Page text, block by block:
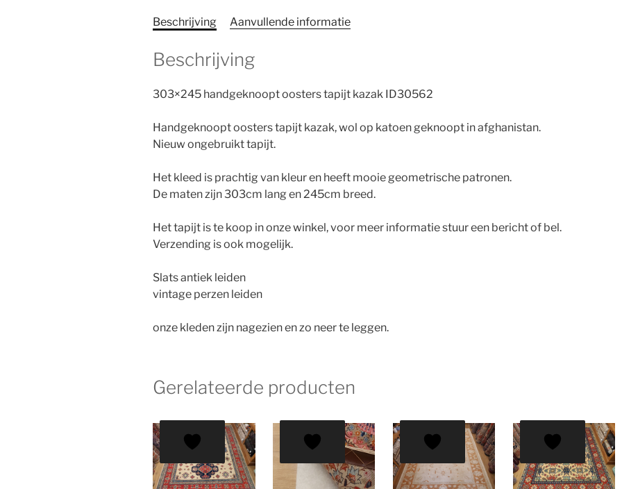
Beschrijving Aanvullende informatie
Beschrijving
303×245 handgeknoopt oosters tapijt kazak ID30562
Handgeknoopt oosters tapijt kazak, wol op katoen geknoopt in afghanistan.
Nieuw ongebruikt tapijt.
Het kleed is prachtig van kleur en heeft mooie geometrische patronen.
De maten zijn 303cm lang en 245cm breed.
Het tapijt is te koop in onze winkel, voor meer informatie stuur een bericht of bel.
Verzending is ook mogelijk.
Slats antiek leiden
vintage perzen leiden
onze kleden zijn nagezien en zo neer te leggen.
Gerelateerde producten